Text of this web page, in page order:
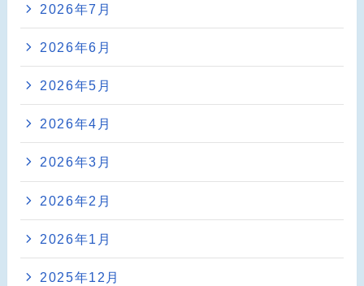
2026年7月
2026年6月
2026年5月
2026年4月
2026年3月
2026年2月
2026年1月
2025年12月